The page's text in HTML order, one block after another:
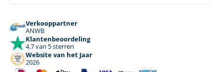
Verkooppartner
ANWB
Klantenbeoordeling
4.7 van 5 sterren
Website van het Jaar
2026